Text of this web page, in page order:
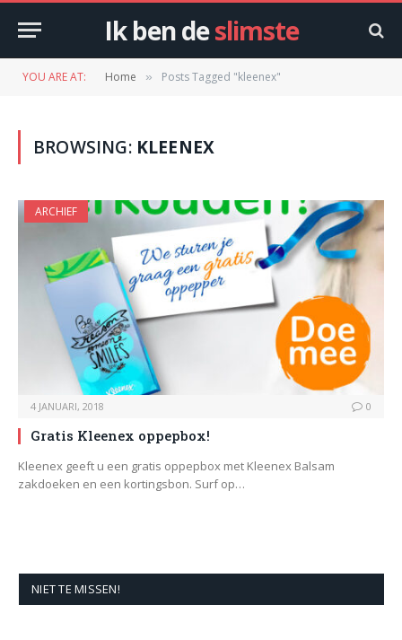
Ik ben deslimste
YOU ARE AT: Home » Posts Tagged "kleenex"
BROWSING: KLEENEX
ARCHIEF
4 JANUARI, 2018 0
Gratis Kleenex oppepbox!
Kleenex geeft u een gratis oppepbox met Kleenex Balsam
zakdoeken en een kortingsbon. Surf op…
NIET TE MISSEN!